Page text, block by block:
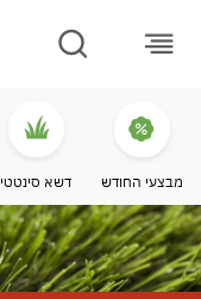
מבצעי החודש דשא סינטטי